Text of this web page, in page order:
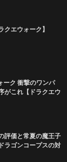
クエウォーク】
ーク 衝撃のワンパ
がこれ【ドラクエウ
評価と常夏の魔王子
ラゴンコープスの対